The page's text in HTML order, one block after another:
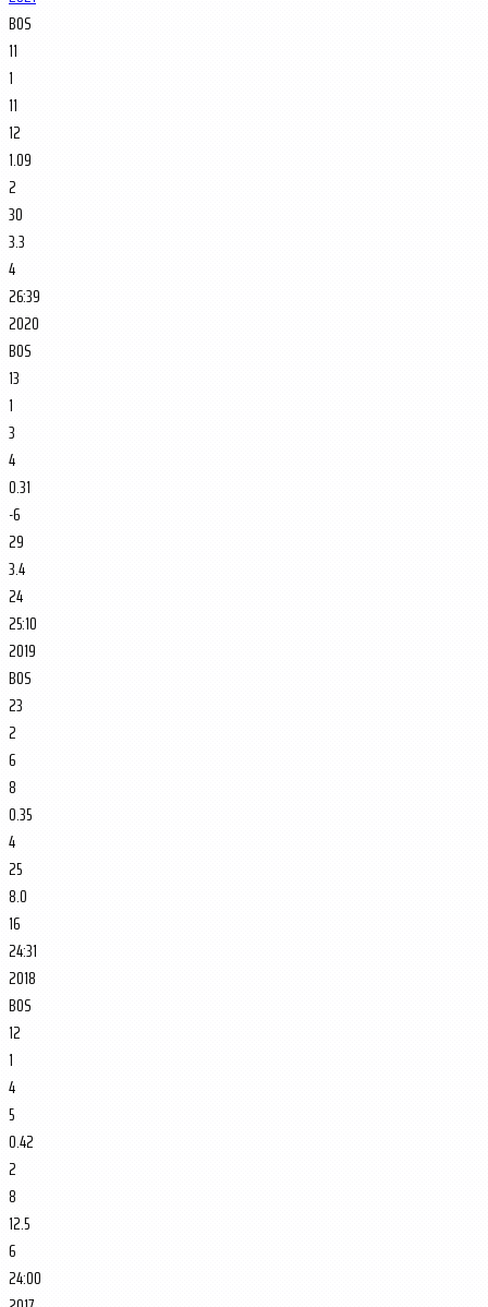
BOS
11
1
11
12
1.09
2
30
3.3
4
26:39
2020
BOS
13
1
3
4
0.31
-6
29
3.4
24
25:10
2019
BOS
23
2
6
8
0.35
4
25
8.0
16
24:31
2018
BOS
12
1
4
5
0.42
2
8
12.5
6
24:00